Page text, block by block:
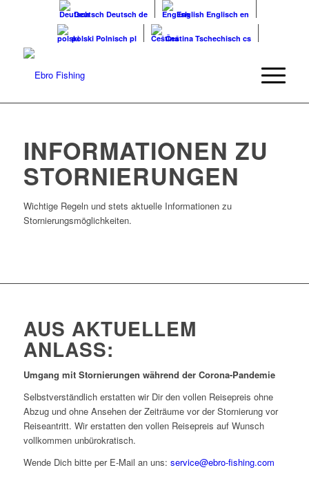
Deutsch Deutsch de English Englisch en
polski Polnisch pl Čeština Tschechisch cs
INFORMATIONEN ZU
STORNIERUNGEN
Wichtige Regeln und stets aktuelle Informationen zu
Stornierungsmöglichkeiten.
AUS AKTUELLEM
ANLASS:
Umgang mit Stornierungen während der Corona-Pandemie
Selbstverständlich erstatten wir Dir den vollen Reisepreis ohne
Abzug und ohne Ansehen der Zeiträume vor der Stornierung vor
Reiseantritt. Wir erstatten den vollen Reisepreis auf Wunsch
vollkommen unbürokratisch.
Wende Dich bitte per E-Mail an uns: service@ebro-fishing.com